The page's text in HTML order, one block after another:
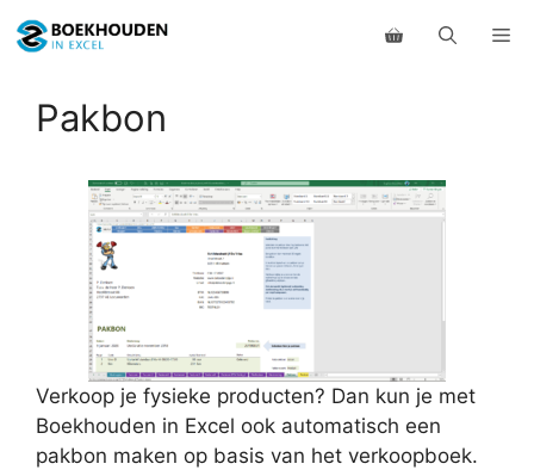
naar
inhoudPakbon
Verkoop je fysieke producten? Dan kun je met
Boekhouden in Excel ook automatisch een
pakbon maken op basis van het verkoopboek.